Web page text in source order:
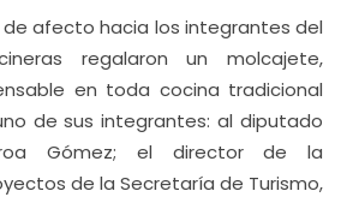
afecto hacia los integrantes del
regalaron un molcajete,
en toda cocina tradicional
de sus integrantes: al diputado
Gómez; el director de la
de la Secretaría de Turismo,